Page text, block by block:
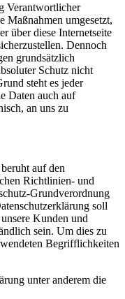
Verantwortlicher
Maßnahmen umgesetzt,
über diese Internetseite
Dennoch
grundsätzlich
Schutz nicht
steht es jeder
Daten auch auf
an uns zu
auf den
Richtlinien- und
Grundverordnung
soll
Kunden und
sein. Um dies zu
Begrifflichkeiten
unter anderem die